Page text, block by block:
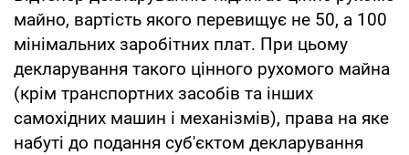
майно, вартість якого перевищує не 50, а 100
мінімальних заробітних плат. При цьому
декларування такого цінного рухомого майна
(крім транспортних засобів та інших
самохідних машин і механізмів), права на яке
набуті до подання суб'єктом декларування